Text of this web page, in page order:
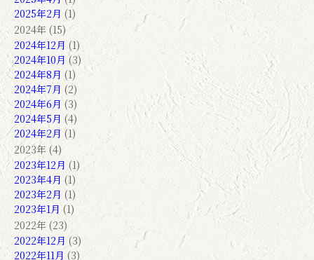
2025年2月 (1)
2024年 (15)
2024年12月 (1)
2024年10月 (3)
2024年8月 (1)
2024年7月 (2)
2024年6月 (3)
2024年5月 (4)
2024年2月 (1)
2023年 (4)
2023年12月 (1)
2023年4月 (1)
2023年2月 (1)
2023年1月 (1)
2022年 (23)
2022年12月 (3)
2022年11月 (3)